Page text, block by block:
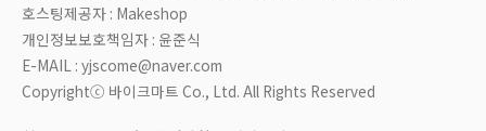
호스팅제공자 : Makeshop
개인정보보호책임자 : 윤준식
E-MAIL : yjscome@naver.com
Copyrightⓒ 바이크마트 Co., Ltd. All Rights Reserved